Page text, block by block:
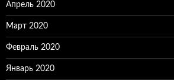
Апрель 2020
Март 2020
Февраль 2020
Январь 2020